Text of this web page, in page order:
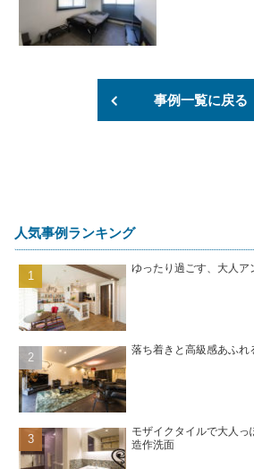
事例一覧に戻る
人気事例ランキング
ゆったり過ごす、大人ア
落ち着きと高級感あふれ
モザイクタイルで大人
造作洗面